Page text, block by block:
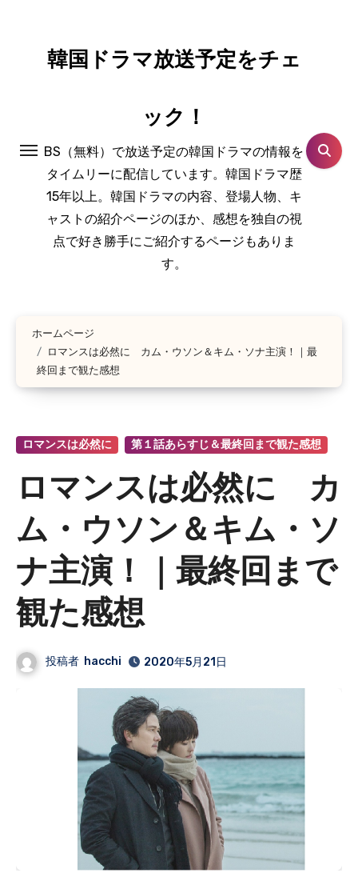
韓国ドラマ放送予定をチェ
ック！
BS（無料）で放送予定の韓国ドラマの情報を
タイムリーに配信しています。韓国ドラマ歴
15年以上。韓国ドラマの内容、登場人物、キ
ャストの紹介ページのほか、感想を独自の視
点で好き勝手にご紹介するページもありま
す。
ホームページ
ロマンスは必然に カム・ウソン＆キム・ソナ主演！｜最
終回まで観た感想
ロマンスは必然に 第１話あらすじ＆最終回まで観た感想
ロマンスは必然に カ
ム・ウソン＆キム・ソ
ナ主演！｜最終回まで
観た感想
投稿者 hacchi 2020年5月21日